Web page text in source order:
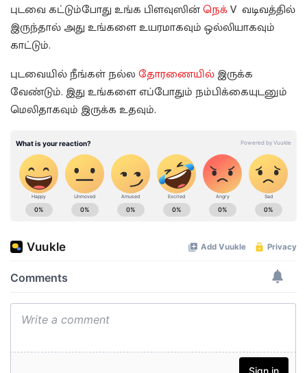
புடவை கட்டும்போது உங்க பிளவுஸின்நெக்V வடிவத்தில்
இருந்தால் அது உங்களை உயரமாகவும் ஒல்லியாகவும்
காட்டும்.
புடவையில் நீங்கள் நல்லதோரணையில்இருக்க
வேண்டும். இது உங்களை எப்போதும் நம்பிக்கையுடனும்
மெலிதாகவும் இருக்க உதவும்.